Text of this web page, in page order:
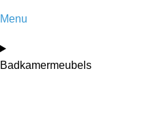
Menu
Badkamermeubels